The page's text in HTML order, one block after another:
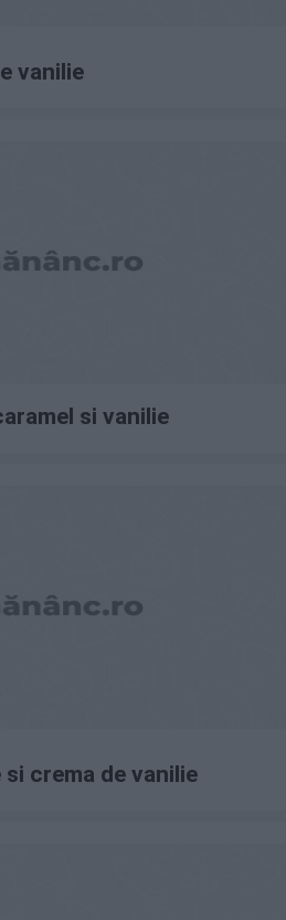
vanilie
si vanilie
crema de vanilie